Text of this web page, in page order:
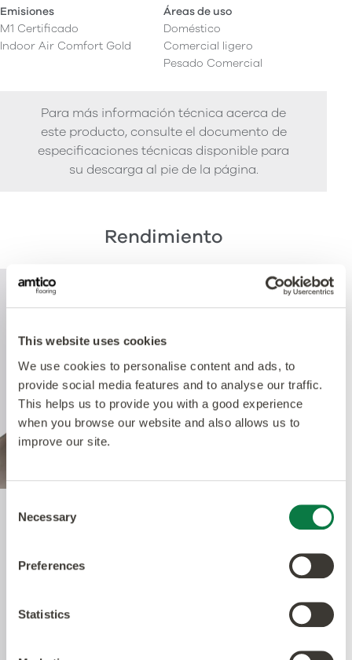
This website uses cookies
We use cookies to personalise content and ads, to
provide social media features and to analyse our traffic.
This helps us to provide you with a good experience
when you browse our website and also allows us to
improve our site.
Selection
Necessary
Preferences
Statistics
Emisiones
M1 Certificado
Indoor Air Comfort Gold
Áreas de uso
Doméstico
Comercial ligero
Pesado Comercial
Para más información técnica acerca de
este producto, consulte el documento de
especificaciones técnicas disponible para
su descarga al pie de la página.
Rendimiento
Quantum Guard Elite
The crowning feature of our Multiple Performance
with Antimicrobial technology. Amtico’s Quantum